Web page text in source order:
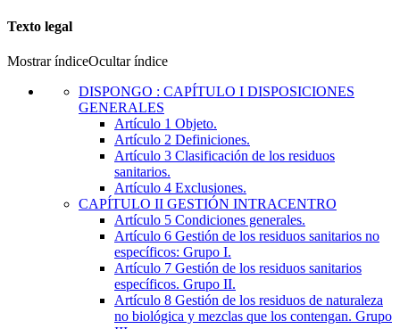
Texto legal
Mostrar índiceOcultar índice
DISPONGO : CAPÍTULO I DISPOSICIONES
GENERALES
Artículo 1 Objeto.
Artículo 2 Definiciones.
Artículo 3 Clasificación de los residuos
sanitarios.
Artículo 4 Exclusiones.
CAPÍTULO II GESTIÓN INTRACENTRO
Artículo 5 Condiciones generales.
Artículo 6 Gestión de los residuos sanitarios no
específicos: Grupo I.
Artículo 7 Gestión de los residuos sanitarios
específicos. Grupo II.
Artículo 8 Gestión de los residuos de naturaleza
no biológica y mezclas que los contengan. Grupo